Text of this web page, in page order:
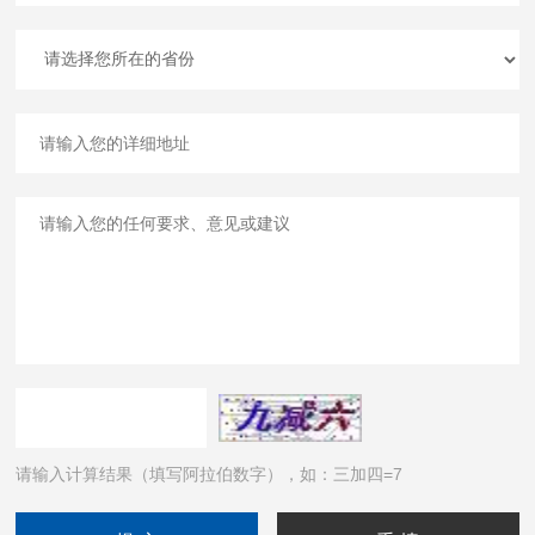
请输入计算结果（填写阿拉伯数字），如：三加四=7